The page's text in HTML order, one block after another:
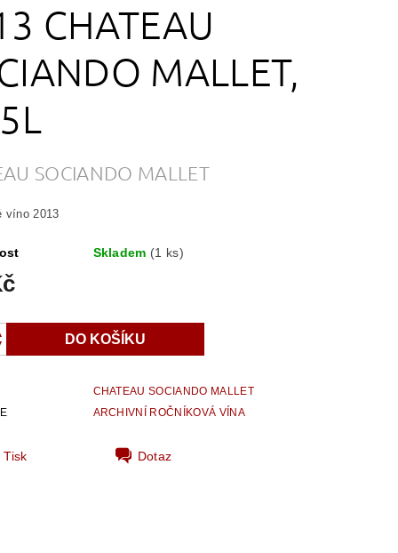
CHATEAU
MALLET,
SOCIANDO MALLET
víno 2013
Skladem (1 ks)
CHATEAU SOCIANDO MALLET
ARCHIVNÍ ROČNÍKOVÁ VÍNA
Tisk Dotaz